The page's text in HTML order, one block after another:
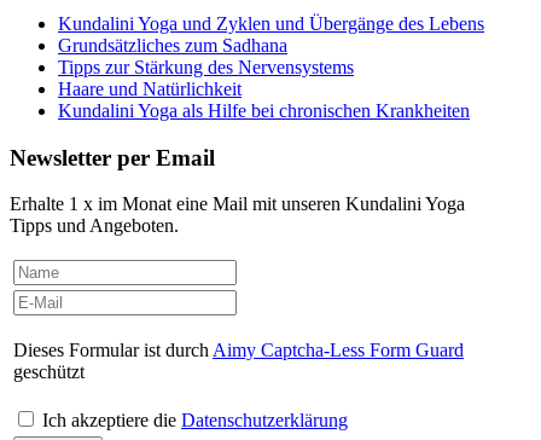
Kundalini Yoga und Zyklen und Übergänge des Lebens
Grundsätzliches zum Sadhana
Tipps zur Stärkung des Nervensystems
Haare und Natürlichkeit
Kundalini Yoga als Hilfe bei chronischen Krankheiten
Newsletter per Email
Erhalte 1 x im Monat eine Mail mit unseren Kundalini Yoga
Tipps und Angeboten.
Dieses Formular ist durch Aimy Captcha-Less Form Guard
geschützt
Ich akzeptiere die Datenschutzerklärung